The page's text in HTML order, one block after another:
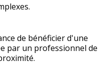
de bénéficier d'une
par un professionnel de